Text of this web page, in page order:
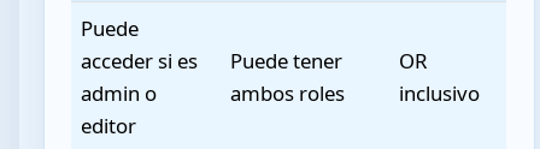
Puede
acceder si es
admin o
editor
Puede tener
ambos roles
OR
inclusivo